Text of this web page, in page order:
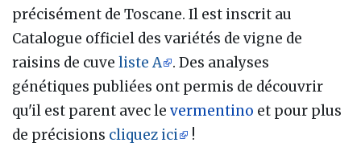
précisément de Toscane. Il est inscrit au
Catalogue officiel des variétés de vigne de
raisins de cuve liste A
. Des analyses
génétiques publiées ont permis de découvrir
qu'il est parent avec le vermentino et pour plus
de précisions cliquez ici !